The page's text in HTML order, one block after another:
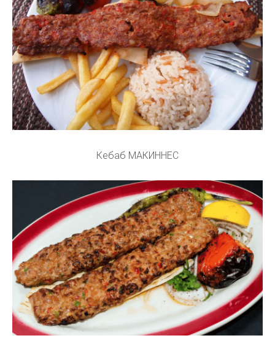
Кебаб МАКИННЕС